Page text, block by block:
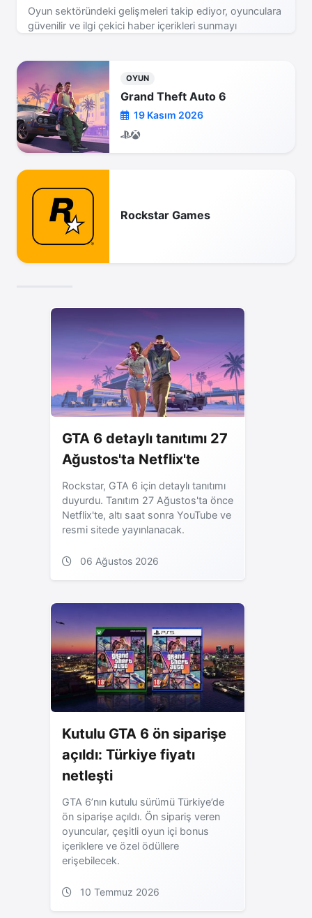
Oyun sektöründeki gelişmeleri takip ediyor, oyunculara
güvenilir ve ilgi çekici haber içerikleri sunmayı
OYUN
Grand Theft Auto 6
19 Kasım 2026
Rockstar Games
GTA 6 detaylı tanıtımı 27
Ağustos'ta Netflix'te
Rockstar, GTA 6 için detaylı tanıtımı
duyurdu. Tanıtım 27 Ağustos'ta önce
Netflix'te, altı saat sonra YouTube ve
resmi sitede yayınlanacak.
06 Ağustos 2026
Kutulu GTA 6 ön siparişe
açıldı: Türkiye fiyatı
netleşti
GTA 6’nın kutulu sürümü Türkiye’de
ön siparişe açıldı. Ön sipariş veren
oyuncular, çeşitli oyun içi bonus
içeriklere ve özel ödüllere
erişebilecek.
10 Temmuz 2026